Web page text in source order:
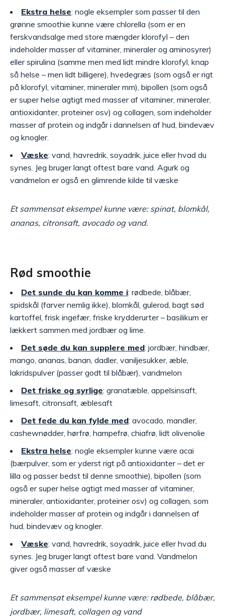
Ekstra helse: nogle eksempler som passer til den
grønne smoothie kunne være chlorella (som er en
ferskvandsalge med store mængder klorofyl – den
indeholder masser af vitaminer, mineraler og aminosyrer)
eller spirulina (samme men med lidt mindre klorofyl, knap
så helse – men lidt billigere), hvedegræs (som også er rigt
på klorofyl, vitaminer, mineraler mm), bipollen (som også
er super helse agtigt med masser af vitaminer, mineraler,
antioxidanter, proteiner osv) og collagen, som indeholder
masser af protein og indgår i dannelsen af hud, bindevæv
og knogler.
Væske: vand, havredrik, soyadrik, juice eller hvad du
synes. Jeg bruger langt oftest bare vand. Agurk og
vandmelon er også en glimrende kilde til væske
Et sammensat eksempel kunne være: spinat, blomkål,
ananas, citronsaft, avocado og vand.
Rød smoothie
Det sunde du kan komme i: rødbede, blåbær,
spidskål (farver nemlig ikke), blomkål, gulerod, bagt sød
kartoffel, frisk ingefær, friske krydderurter – basilikum er
lækkert sammen med jordbær og lime.
Det søde du kan supplere med: jordbær, hindbær,
mango, ananas, banan, dadler, vaniljesukker, æble,
lakridspulver (passer godt til blåbær), vandmelon
Det friske og syrlige: granatæble, appelsinsaft,
limesaft, citronsaft, æblesaft
Det fede du kan fylde med: avocado, mandler,
cashewnødder, hørfrø, hampefrø, chiafrø, lidt olivenolie
Ekstra helse: nogle eksempler kunne være acai
(bærpulver, som er yderst rigt på antioxidanter – det er
lilla og passer bedst til denne smoothie), bipollen (som
også er super helse agtigt med masser af vitaminer,
mineraler, antioxidanter, proteiner osv) og collagen, som
indeholder masser af protein og indgår i dannelsen af
hud, bindevæv og knogler.
Væske: vand, havredrik, soyadrik, juice eller hvad du
synes. Jeg bruger langt oftest bare vand. Vandmelon
giver også masser af væske
Et sammensat eksempel kunne være: rødbede, blåbær,
jordbær, limesaft, collagen og vand